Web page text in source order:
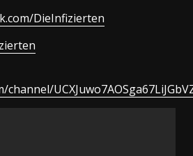
DieInfizierten